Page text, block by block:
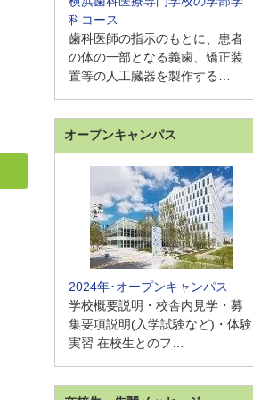
科コース
歯科医師の指示のもとに、患者
の体の一部となる義歯、矯正装
置等の人工臓器を製作する…
オープンキャンパス
2024年･オープンキャンパス
学校概要説明・校舎内見学・募
集要項説明(入学試験など)・体験
実習 在校生とのフ…